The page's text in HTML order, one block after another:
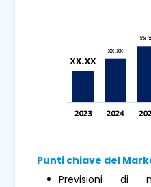
Punti chiave del
Previsioni di